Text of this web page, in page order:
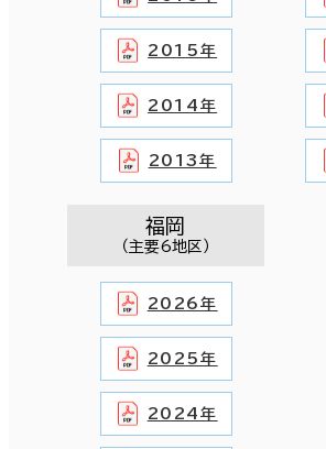
2015年
2014年
2013年
福岡
（主要6地区）
2026年
2025年
2024年